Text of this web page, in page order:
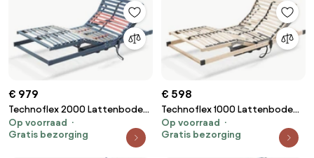
€ 979
Technoflex 2000 Lattenbodem
Elektrisch – Bij Swiss Sense
Op voorraad
Gratis bezorging
€ 598
Technoflex 1000 Lattenbodem
Elektrisch – Bij Swiss Sense
Op voorraad
Gratis bezorging